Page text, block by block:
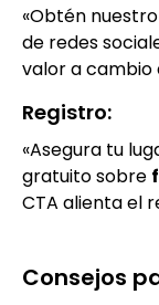
«Obtén
de redes
valor a
Registro:
«Asegura tu
gratuito sobre
CTA alienta el
Consejos